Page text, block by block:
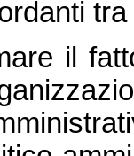
il